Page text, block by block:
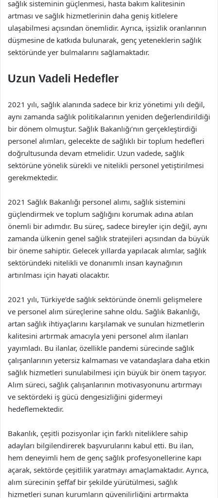
sağlık sisteminin güçlenmesi, hasta bakım kalitesinin
artması ve sağlık hizmetlerinin daha geniş kitlelere
ulaşabilmesi açısından önemlidir. Ayrıca, işsizlik oranlarının
düşmesine de katkıda bulunarak, genç yeteneklerin sağlık
sektöründe yer bulmalarını sağlamaktadır.
Uzun Vadeli Hedefler
2021 yılı, sağlık alanında sadece bir kriz yönetimi yılı değil,
aynı zamanda sağlık politikalarının yeniden değerlendirildiği
bir dönem olmuştur. Sağlık Bakanlığı’nın gerçekleştirdiği
personel alımları, gelecekte de sağlıklı bir toplum hedefleri
doğrultusunda devam etmelidir. Uzun vadede, sağlık
sektörüne yönelik sürekli ve nitelikli personel yetiştirilmesi
gerekmektedir.
2021 Sağlık Bakanlığı personel alımı, sağlık sistemini
güçlendirmek ve toplum sağlığını korumak adına atılan
önemli bir adımdır. Bu süreç, sadece bireyler için değil, aynı
zamanda ülkenin genel sağlık stratejileri açısından da büyük
bir öneme sahiptir. Gelecek yıllarda yapılacak alımlar, sağlık
sektöründeki nitelikli ve donanımlı insan kaynağının
artırılması için hayati olacaktır.
2021 yılı, Türkiye’de sağlık sektöründe önemli gelişmelere
ve personel alım süreçlerine sahne oldu. Sağlık Bakanlığı,
artan sağlık ihtiyaçlarını karşılamak ve sunulan hizmetlerin
kalitesini artırmak amacıyla yeni personel alım ilanları
yayımladı. Bu ilanlar, özellikle pandemi sürecinde sağlık
çalışanlarının yetersiz kalmaması ve vatandaşlara daha etkin
sağlık hizmetleri sunulabilmesi için büyük bir önem taşıyor.
Alım süreci, sağlık çalışanlarının motivasyonunu artırmayı
ve sektördeki iş gücü dengesizliğini gidermeyi
hedeflemektedir.
Bakanlık, çeşitli pozisyonlar için farklı niteliklere sahip
adayları bilgilendirerek başvurularını kabul etti. Bu ilan,
hem deneyimli hem de genç sağlık profesyonellerine kapı
açarak, sektörde çeşitlilik yaratmayı amaçlamaktadır. Ayrıca,
alım sürecinin şeffaf bir şekilde yürütülmesi, sağlık
hizmetleri sunan kurumların güvenilirliğini artırmakta